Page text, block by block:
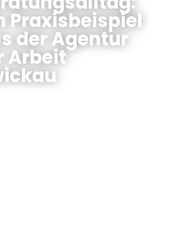
Praxisbeispiel
der Agentur
Arbeit